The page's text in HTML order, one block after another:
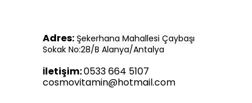
Adres: Şekerhana Mahallesi Çaybaşı
Sokak No:28/B Alanya/Antalya
İletişim:0533 664 5107
cosmovitamin@hotmail.com